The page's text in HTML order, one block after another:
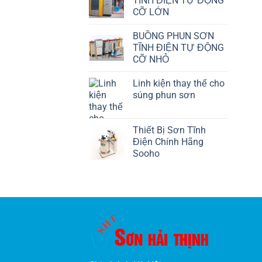
CỠ LỚN
BUỒNG PHUN SƠN
TĨNH ĐIỆN TỰ ĐỘNG
CỠ NHỎ
Linh kiện thay thế cho
súng phun sơn
Thiết Bị Sơn Tĩnh
Điện Chính Hãng
Sooho